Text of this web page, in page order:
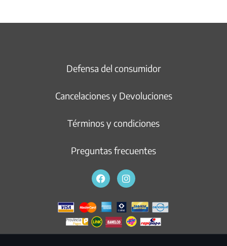
Defensa del consumidor
Cancelaciones y Devoluciones
Términos y condiciones
Preguntas frecuentes